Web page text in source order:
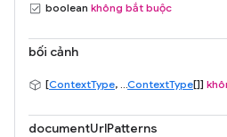
boolean không bắt buộc
bối cảnh
[ContextType, ...ContextType[]]
documentUrlPatterns